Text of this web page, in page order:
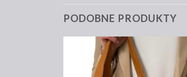
PODOBNE PRODUKTY